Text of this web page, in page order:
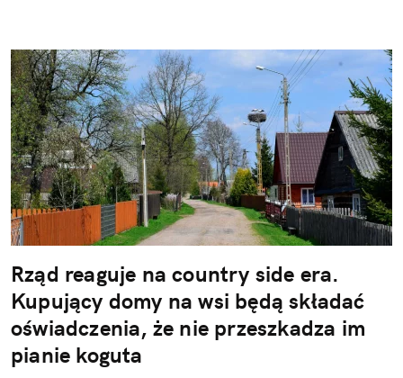
Rząd reaguje na country side era.
Kupujący domy na wsi będą składać
oświadczenia, że nie przeszkadza im
pianie koguta